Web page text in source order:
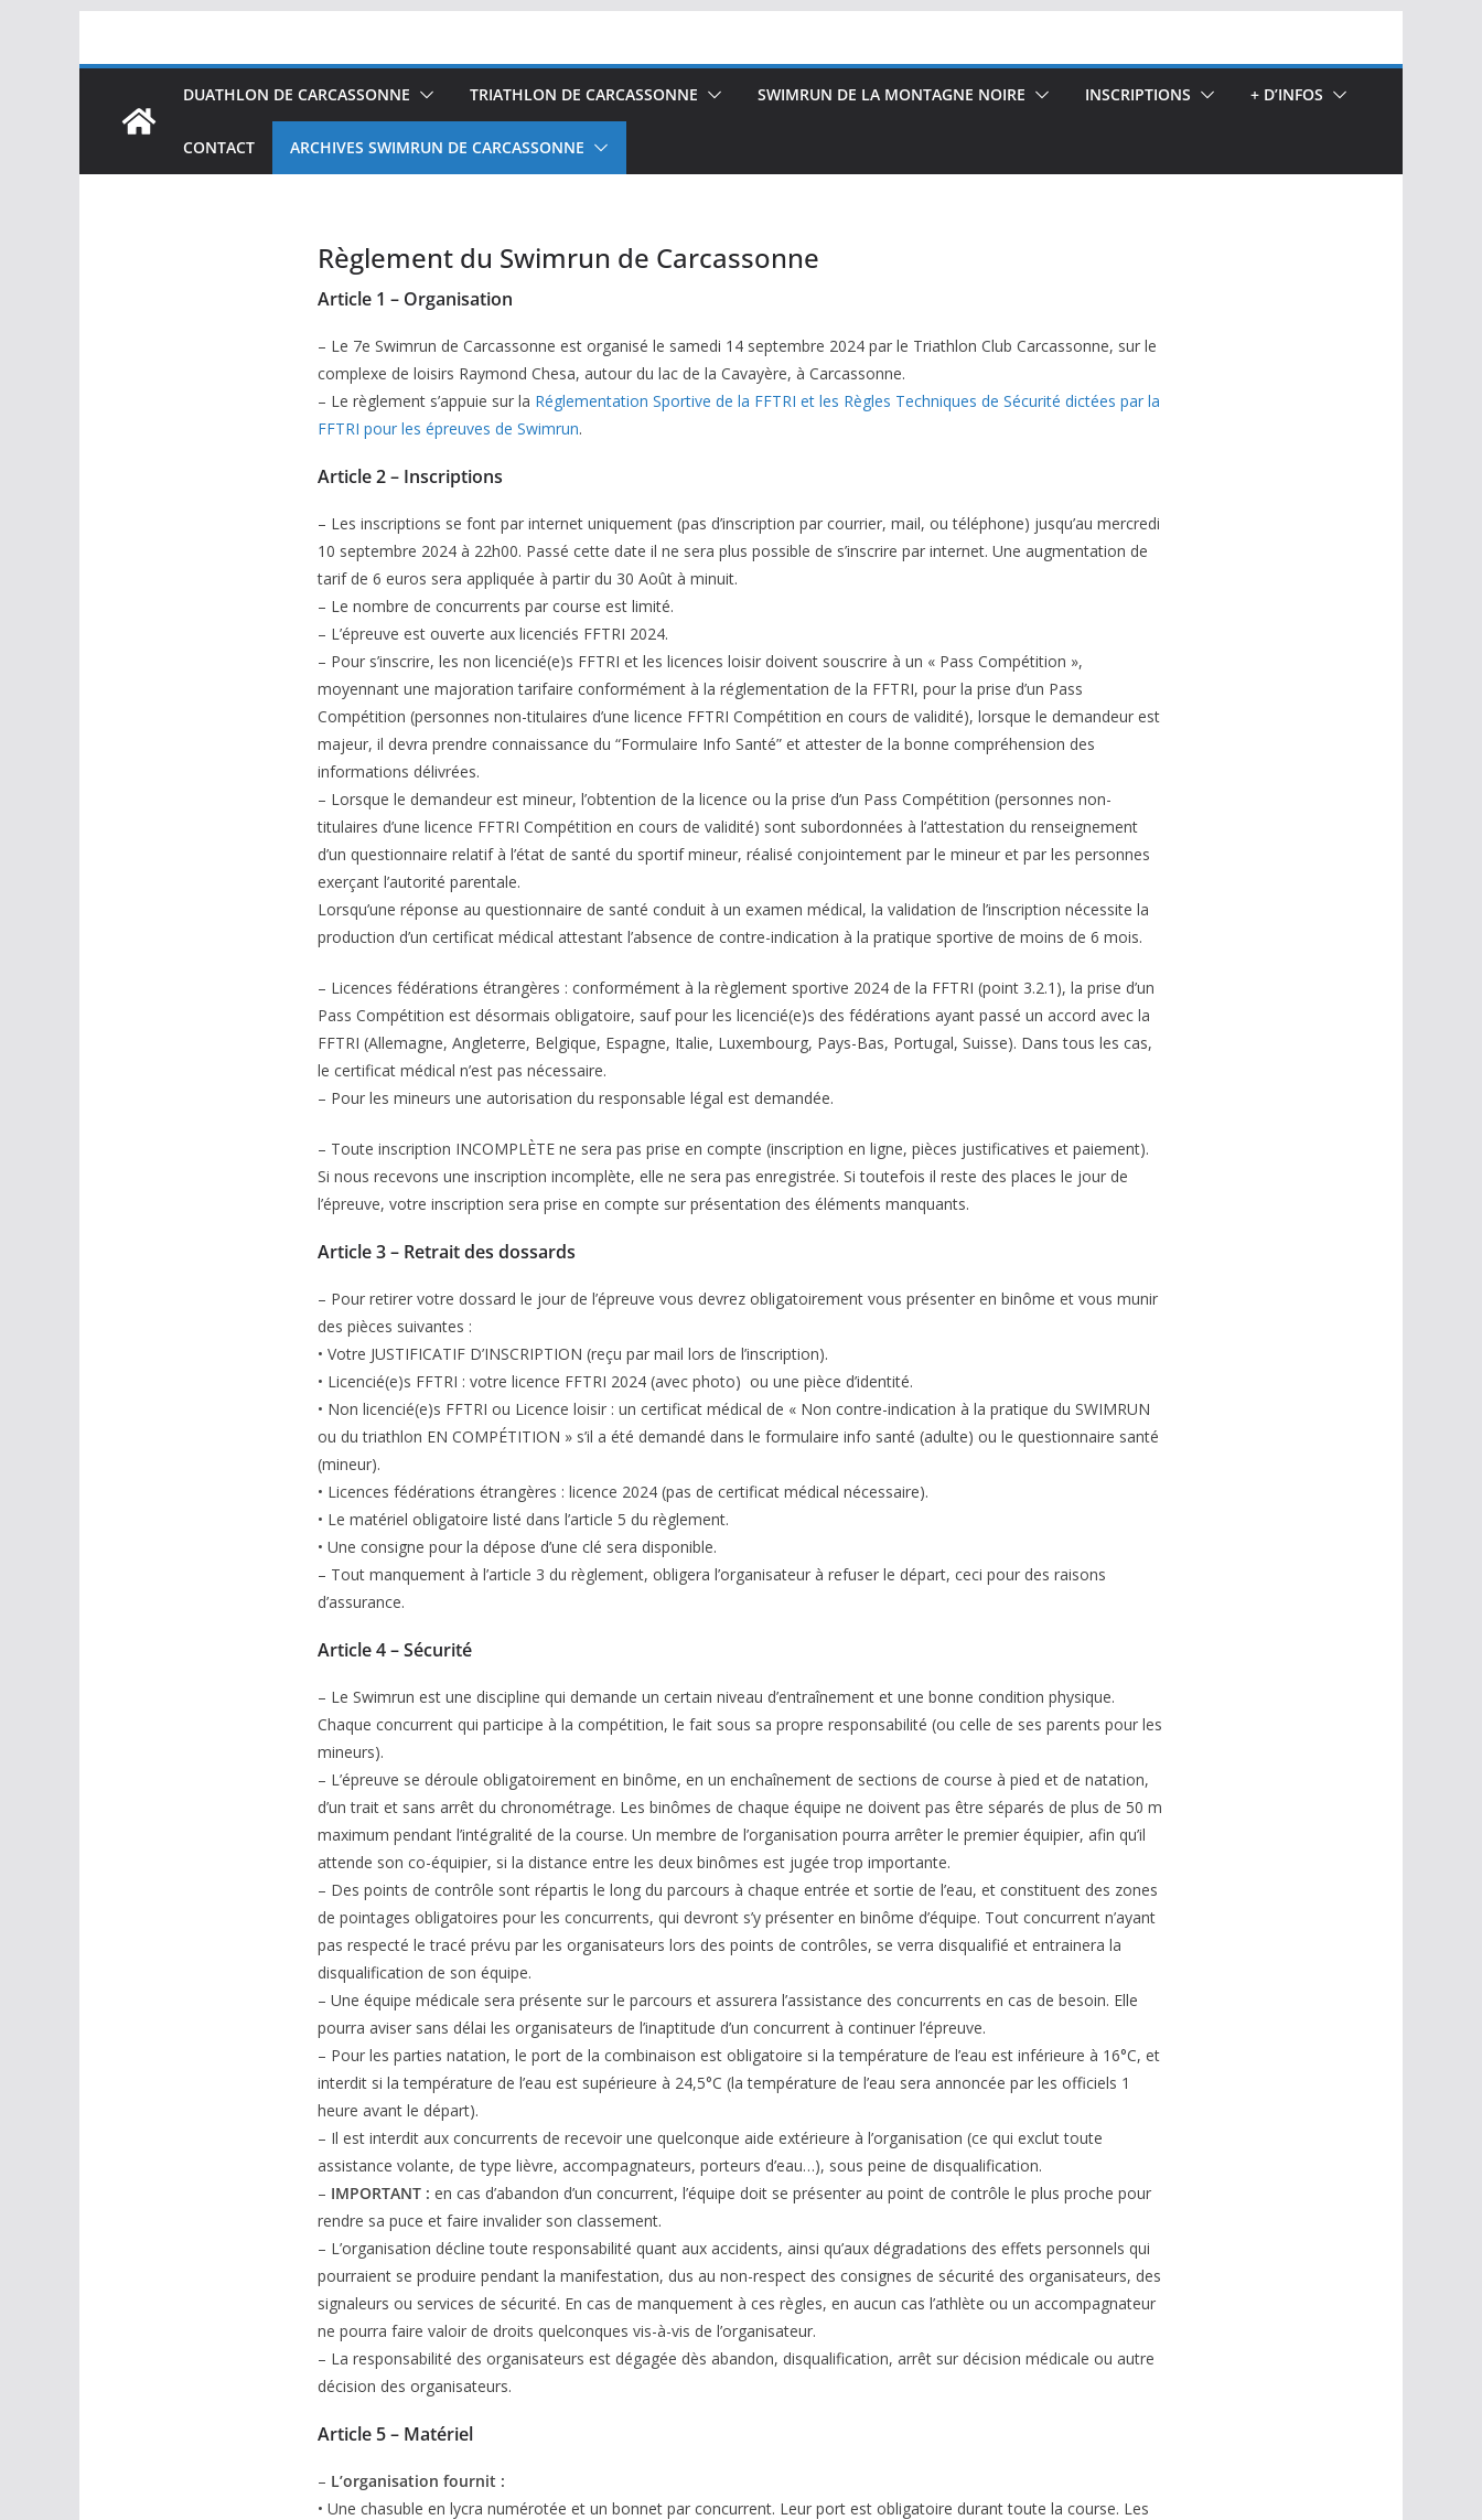
DUATHLON DE CARCASSONNE TRIATHLON DE CARCASSONNE SWIMRUN DE LA MONTAGNE NOIRE INSCRIPTIONS + D’INFOS
CONTACT ARCHIVES SWIMRUN DE CARCASSONNE
Règlement du Swimrun de Carcassonne
Article 1 – Organisation
– Le 7e Swimrun de Carcassonne est organisé le samedi 14 septembre 2024 par le Triathlon Club Carcassonne, sur le
complexe de loisirs Raymond Chesa, autour du lac de la Cavayère, à Carcassonne.
– Le règlement s’appuie sur la Réglementation Sportive de la FFTRI et les Règles Techniques de Sécurité dictées par la
FFTRI pour les épreuves de Swimrun.
Article 2 – Inscriptions
– Les inscriptions se font par internet uniquement (pas d’inscription par courrier, mail, ou téléphone) jusqu’au mercredi
10 septembre 2024 à 22h00. Passé cette date il ne sera plus possible de s’inscrire par internet. Une augmentation de
tarif de 6 euros sera appliquée à partir du 30 Août à minuit.
– Le nombre de concurrents par course est limité.
– L’épreuve est ouverte aux licenciés FFTRI 2024.
– Pour s’inscrire, les non licencié(e)s FFTRI et les licences loisir doivent souscrire à un « Pass Compétition »,
moyennant une majoration tarifaire conformément à la réglementation de la FFTRI, pour la prise d’un Pass
Compétition (personnes non-titulaires d’une licence FFTRI Compétition en cours de validité), lorsque le demandeur est
majeur, il devra prendre connaissance du “Formulaire Info Santé” et attester de la bonne compréhension des
informations délivrées.
– Lorsque le demandeur est mineur, l’obtention de la licence ou la prise d’un Pass Compétition (personnes non-
titulaires d’une licence FFTRI Compétition en cours de validité) sont subordonnées à l’attestation du renseignement
d’un questionnaire relatif à l’état de santé du sportif mineur, réalisé conjointement par le mineur et par les personnes
exerçant l’autorité parentale.
Lorsqu’une réponse au questionnaire de santé conduit à un examen médical, la validation de l’inscription nécessite la
production d’un certificat médical attestant l’absence de contre-indication à la pratique sportive de moins de 6 mois.
– Licences fédérations étrangères : conformément à la règlement sportive 2024 de la FFTRI (point 3.2.1), la prise d’un
Pass Compétition est désormais obligatoire, sauf pour les licencié(e)s des fédérations ayant passé un accord avec la
FFTRI (Allemagne, Angleterre, Belgique, Espagne, Italie, Luxembourg, Pays-Bas, Portugal, Suisse). Dans tous les cas,
le certificat médical n’est pas nécessaire.
– Pour les mineurs une autorisation du responsable légal est demandée.
– Toute inscription INCOMPLÈTE ne sera pas prise en compte (inscription en ligne, pièces justificatives et paiement).
Si nous recevons une inscription incomplète, elle ne sera pas enregistrée. Si toutefois il reste des places le jour de
l’épreuve, votre inscription sera prise en compte sur présentation des éléments manquants.
Article 3 – Retrait des dossards
– Pour retirer votre dossard le jour de l’épreuve vous devrez obligatoirement vous présenter en binôme et vous munir
des pièces suivantes :
• Votre JUSTIFICATIF D’INSCRIPTION (reçu par mail lors de l’inscription).
• Licencié(e)s FFTRI : votre licence FFTRI 2024 (avec photo) ou une pièce d’identité.
• Non licencié(e)s FFTRI ou Licence loisir : un certificat médical de « Non contre-indication à la pratique du SWIMRUN
ou du triathlon EN COMPÉTITION » s’il a été demandé dans le formulaire info santé (adulte) ou le questionnaire santé
(mineur).
• Licences fédérations étrangères : licence 2024 (pas de certificat médical nécessaire).
• Le matériel obligatoire listé dans l’article 5 du règlement.
• Une consigne pour la dépose d’une clé sera disponible.
– Tout manquement à l’article 3 du règlement, obligera l’organisateur à refuser le départ, ceci pour des raisons
d’assurance.
Article 4 – Sécurité
– Le Swimrun est une discipline qui demande un certain niveau d’entraînement et une bonne condition physique.
Chaque concurrent qui participe à la compétition, le fait sous sa propre responsabilité (ou celle de ses parents pour les
mineurs).
– L’épreuve se déroule obligatoirement en binôme, en un enchaînement de sections de course à pied et de natation,
d’un trait et sans arrêt du chronométrage. Les binômes de chaque équipe ne doivent pas être séparés de plus de 50 m
maximum pendant l’intégralité de la course. Un membre de l’organisation pourra arrêter le premier équipier, afin qu’il
attende son co-équipier, si la distance entre les deux binômes est jugée trop importante.
– Des points de contrôle sont répartis le long du parcours à chaque entrée et sortie de l’eau, et constituent des zones
de pointages obligatoires pour les concurrents, qui devront s’y présenter en binôme d’équipe. Tout concurrent n’ayant
pas respecté le tracé prévu par les organisateurs lors des points de contrôles, se verra disqualifié et entrainera la
disqualification de son équipe.
– Une équipe médicale sera présente sur le parcours et assurera l’assistance des concurrents en cas de besoin. Elle
pourra aviser sans délai les organisateurs de l’inaptitude d’un concurrent à continuer l’épreuve.
– Pour les parties natation, le port de la combinaison est obligatoire si la température de l’eau est inférieure à 16°C, et
interdit si la température de l’eau est supérieure à 24,5°C (la température de l’eau sera annoncée par les officiels 1
heure avant le départ).
– Il est interdit aux concurrents de recevoir une quelconque aide extérieure à l’organisation (ce qui exclut toute
assistance volante, de type lièvre, accompagnateurs, porteurs d’eau…), sous peine de disqualification.
– IMPORTANT : en cas d’abandon d’un concurrent, l’équipe doit se présenter au point de contrôle le plus proche pour
rendre sa puce et faire invalider son classement.
– L’organisation décline toute responsabilité quant aux accidents, ainsi qu’aux dégradations des effets personnels qui
pourraient se produire pendant la manifestation, dus au non-respect des consignes de sécurité des organisateurs, des
signaleurs ou services de sécurité. En cas de manquement à ces règles, en aucun cas l’athlète ou un accompagnateur
ne pourra faire valoir de droits quelconques vis-à-vis de l’organisateur.
– La responsabilité des organisateurs est dégagée dès abandon, disqualification, arrêt sur décision médicale ou autre
décision des organisateurs.
Article 5 – Matériel
– L’organisation fournit :
• Une chasuble en lycra numérotée et un bonnet par concurrent. Leur port est obligatoire durant toute la course. Les